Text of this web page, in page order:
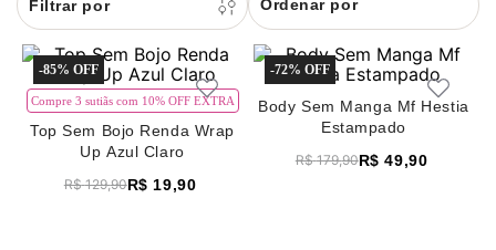
8
renda
9
sutiã renda
10
body
Ordenar por
-85%
Compre 3 sutiãs com 10% OFF EXTRA
Top Sem Bojo Renda Wrap
Up Azul Claro
R$ 129,90R$ 19,90
-72%
Body Sem Manga Mf Hestia
Estampado
R$ 179,90R$ 49,90